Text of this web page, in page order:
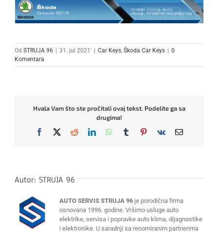
Od STRUJA 96 | 31. jul 2021' | Car Keys Škoda Car Keys | 0
Komentara
Hvala Vam što ste pročitali ovaj tekst. Podelite ga sa
drugima!
Facebook
X RedditLinkedInWhatsApp
TumblrPinterest
Vk Email
Autor: STRUJA 96
AUTO SERVIS STRUJA 96 je porodična firma
osnovana 1996. godine. Vršimo usluge auto
elektrike, servisa i popravke auto klima, dijagnostike
i elektronike. U saradnji sa renomiranim partnerima